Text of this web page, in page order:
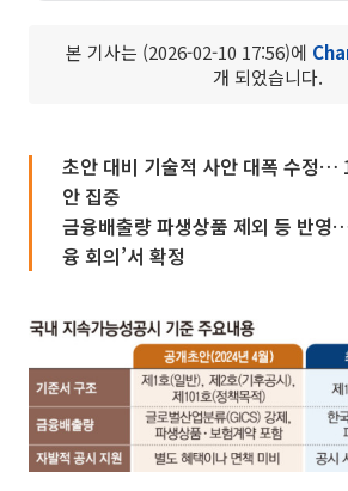
본 기사는 (2026-02-10 17:56)에
개 되었습니다.
초안 대비 기술적 사안 대폭 수정…
안 집중
금융배출량 파생상품 제외 등 반영
융 회의’서 확정